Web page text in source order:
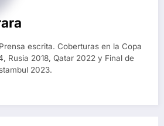
escrita. Coberturas en la Copa
Rusia 2018, Qatar 2022 y Final de
2023.